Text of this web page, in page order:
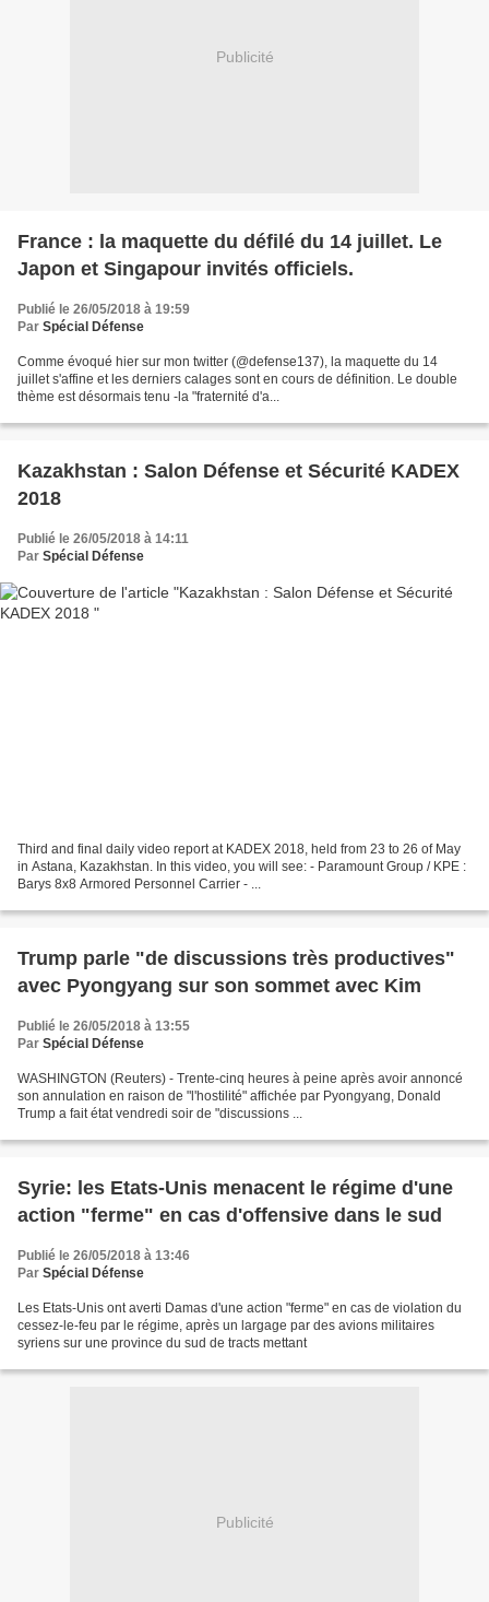
Publicité
France : la maquette du défilé du 14 juillet. Le
Japon et Singapour invités officiels.
Publié le 26/05/2018 à 19:59
Par Spécial Défense
Comme évoqué hier sur mon twitter (@defense137), la maquette du 14
juillet s'affine et les derniers calages sont en cours de définition. Le double
thème est désormais tenu -la "fraternité d'a...
Kazakhstan : Salon Défense et Sécurité KADEX
2018
Publié le 26/05/2018 à 14:11
Par Spécial Défense
Third and final daily video report at KADEX 2018, held from 23 to 26 of May
in Astana, Kazakhstan. In this video, you will see: - Paramount Group / KPE :
Barys 8x8 Armored Personnel Carrier - ...
Trump parle "de discussions très productives"
avec Pyongyang sur son sommet avec Kim
Publié le 26/05/2018 à 13:55
Par Spécial Défense
WASHINGTON (Reuters) - Trente-cinq heures à peine après avoir annoncé
son annulation en raison de "l'hostilité" affichée par Pyongyang, Donald
Trump a fait état vendredi soir de "discussions ...
Syrie: les Etats-Unis menacent le régime d'une
action "ferme" en cas d'offensive dans le sud
Publié le 26/05/2018 à 13:46
Par Spécial Défense
Les Etats-Unis ont averti Damas d'une action "ferme" en cas de violation du
cessez-le-feu par le régime, après un largage par des avions militaires
syriens sur une province du sud de tracts mettant
Publicité